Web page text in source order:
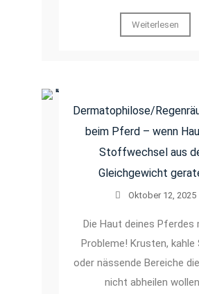
Weiterlesen
Dermatophilose/
beim Pferd – wenn
Stoffwechsel aus
Gleichgewicht
Oktober 12, 2025
Die Haut deines Pferdes
Probleme! Krusten, kahle
oder nässende Bereiche
nicht abheilen